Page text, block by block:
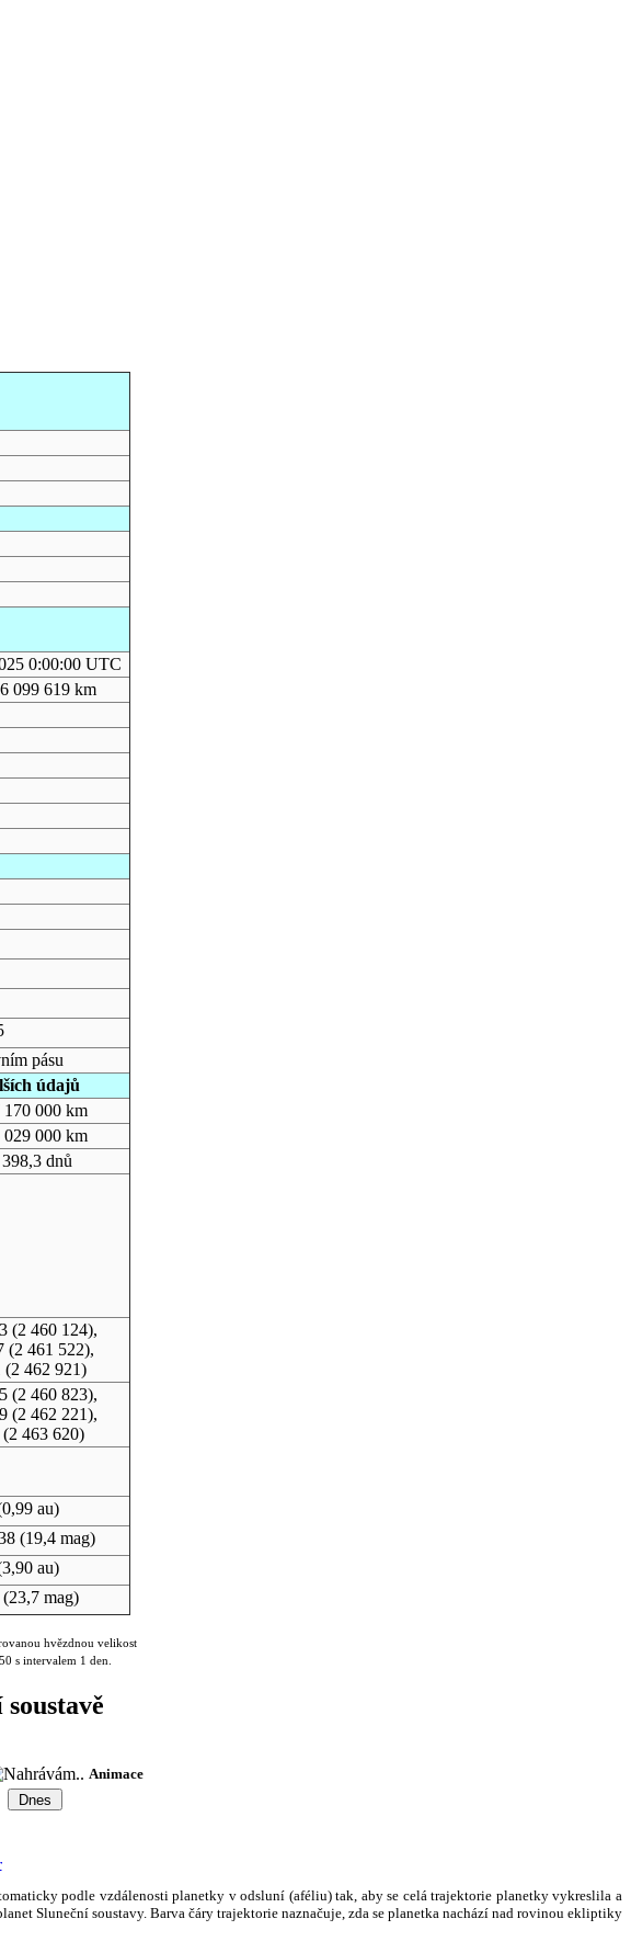
0:00:00 UTC
099 619 km
pásu
údajů
170 000 km
029 000 km
dnů
(2 460 124),
(2 461 522),
(2 462 921)
(2 460 823),
(2 462 221),
463 620)
au)
(19,4 mag)
au)
mag)
hvězdnou velikost
s intervalem 1 den.
Animace
podle vzdálenosti planetky v odsluní (aféliu) tak, aby se celá trajektorie planetky vykreslila a
Sluneční soustavy. Barva čáry trajektorie naznačuje, zda se planetka nachází nad rovinou ekliptiky